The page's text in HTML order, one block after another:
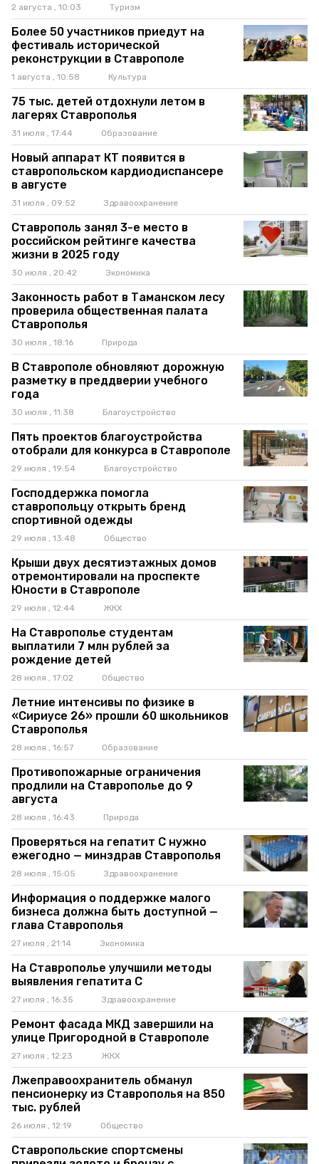
2 августа , 10:03 Туризм
Более 50 участников приедут на
фестиваль исторической
реконструкции в Ставрополе
1 августа , 10:58 Культура
75 тыс. детей отдохнули летом в
лагерях Ставрополья
31 июля , 17:44 Образование
Новый аппарат КТ появится в
ставропольском кардиодиспансере
в августе
31 июля , 09:52 Здравоохранение
Ставрополь занял 3-е место в
российском рейтинге качества
жизни в 2025 году
30 июля , 20:42 Экономика
Законность работ в Таманском лесу
проверила общественная палата
Ставрополья
30 июля , 18:16 Природа
В Ставрополе обновляют дорожную
разметку в преддверии учебного
года
30 июля , 11:38 Благоустройство
Пять проектов благоустройства
отобрали для конкурса в Ставрополе
29 июля , 19:54 Благоустройство
Господдержка помогла
ставропольцу открыть бренд
спортивной одежды
29 июля , 13:48 Общество
Крыши двух десятиэтажных домов
отремонтировали на проспекте
Юности в Ставрополе
29 июля , 12:44 ЖКХ
На Ставрополье студентам
выплатили 7 млн рублей за
рождение детей
28 июля , 17:02 Общество
Летние интенсивы по физике в
«Сириусе 26» прошли 60 школьников
Ставрополья
28 июля , 16:57 Образование
Противопожарные ограничения
продлили на Ставрополье до 9
августа
28 июля , 16:43 Природа
Проверяться на гепатит C нужно
ежегодно — минздрав Ставрополья
28 июля , 15:05 Здравоохранение
Информация о поддержке малого
бизнеса должна быть доступной —
глава Ставрополья
27 июля , 21:14 Экономика
На Ставрополье улучшили методы
выявления гепатита C
27 июля , 16:35 Здравоохранение
Ремонт фасада МКД завершили на
улице Пригородной в Ставрополе
27 июля , 12:23 ЖКХ
Лжеправоохранитель обманул
пенсионерку из Ставрополья на 850
тыс. рублей
26 июля , 12:19 Общество
Ставропольские спортсмены